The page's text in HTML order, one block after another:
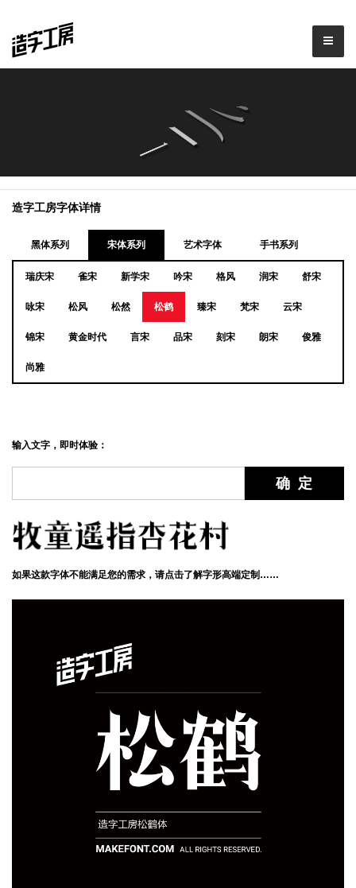
造字工房字体详情
黑体系列 宋体系列 艺术字体 手书系列
瑞庆宋 雀宋 新学宋 吟宋 格风 润宋 舒宋
咏宋 松风 松然 松鹤 臻宋 梵宋 云宋
锦宋 黄金时代 言宋 品宋 刻宋 朗宋 俊雅
尚雅
输入文字，即时体验：
如果这款字体不能满足您的需求，请点击了解字形高端定制……